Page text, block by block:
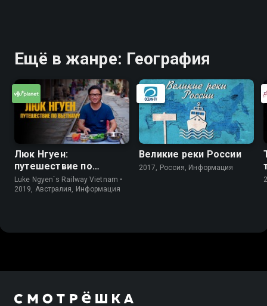
Ещё в жанре: География
Люк Нгуен:
путешествие по
Вьетнаму
Luke Ngyen`s Railway Vietnam •
2019, Австралия, Информация
Великие реки России
2017, Россия, Информация